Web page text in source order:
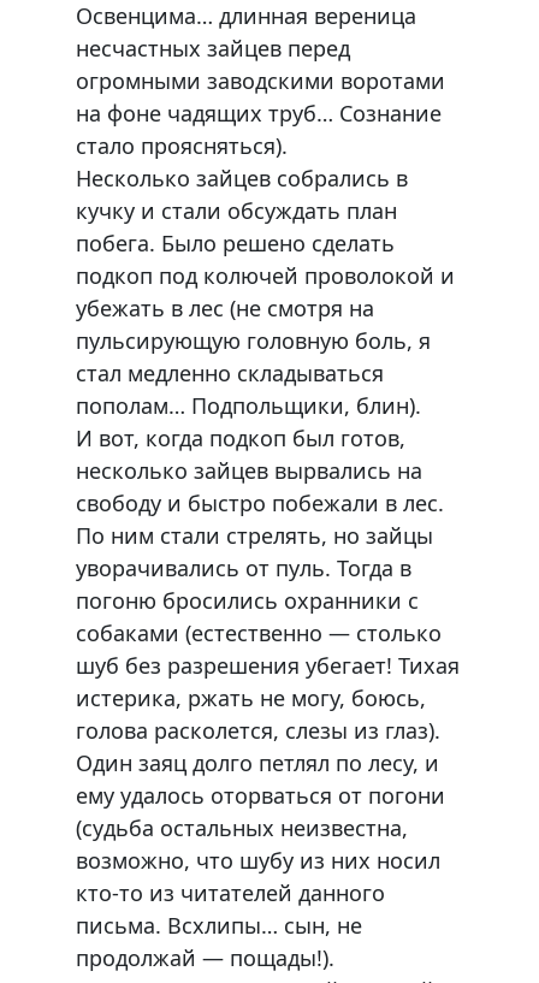
Освенцима… длинная вереница
несчастных зайцев перед
огромными заводскими воротами
на фоне чадящих труб… Сознание
стало проясняться).
Несколько зайцев собрались в
кучку и стали обсуждать план
побега. Было решено сделать
подкоп под колючей проволокой и
убежать в лес (не смотря на
пульсирующую головную боль, я
стал медленно складываться
пополам… Подпольщики, блин).
И вот, когда подкоп был готов,
несколько зайцев вырвались на
свободу и быстро побежали в лес.
По ним стали стрелять, но зайцы
уворачивались от пуль. Тогда в
погоню бросились охранники с
собаками (естественно — столько
шуб без разрешения убегает! Тихая
истерика, ржать не могу, боюсь,
голова расколется, слезы из глаз).
Один заяц долго петлял по лесу, и
ему удалось оторваться от погони
(судьба остальных неизвестна,
возможно, что шубу из них носил
кто-то из читателей данного
письма. Всхлипы… сын, не
продолжай — пощады!).